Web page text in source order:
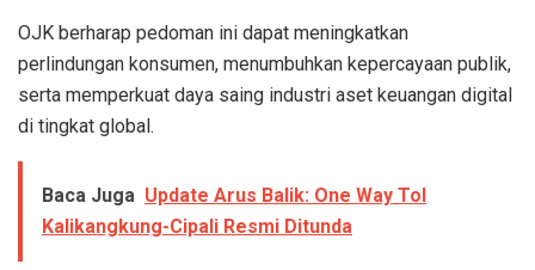
OJK berharap pedoman ini dapat meningkatkan
perlindungan konsumen, menumbuhkan kepercayaan publik,
serta memperkuat daya saing industri aset keuangan digital
di tingkat global.
Baca Juga Update Arus Balik: One Way Tol
Kalikangkung-Cipali Resmi Ditunda